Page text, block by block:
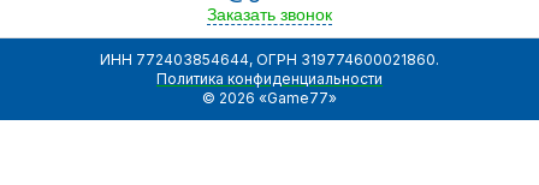
Заказать звонок
ИНН 772403854644, ОГРН 319774600021860.
Политика конфиденциальности
© 2026 «Game77»